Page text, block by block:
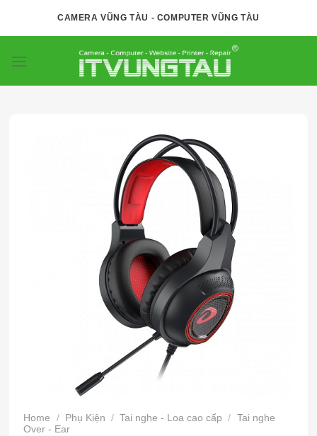
CAMERA VŨNG TÀU - COMPUTER VŨNG TÀU
Home / Phụ Kiện / Tai nghe - Loa cao cấp / Tai nghe
Over - Ear